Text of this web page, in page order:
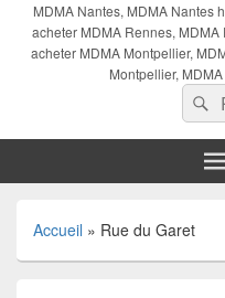
MDMA Nantes, MDMA Nantes
acheter MDMA Rennes,
acheter MDMA Montpellier,
Montpellier,
Accueil » Rue du Garet